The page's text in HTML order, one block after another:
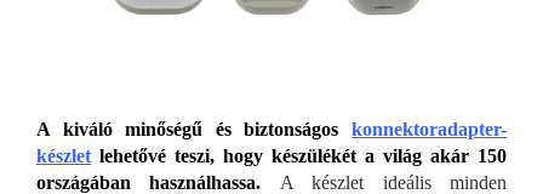
A kiváló minőségű és biztonságos konnektoradapter-
készlet lehetővé teszi, hogy készülékét a világ akár 150
országában használhassa.
A készlet ideális minden